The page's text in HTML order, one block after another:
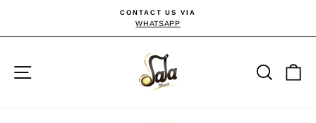
contenu
Diaporama
CONTACT US VIA
WHATSAPP